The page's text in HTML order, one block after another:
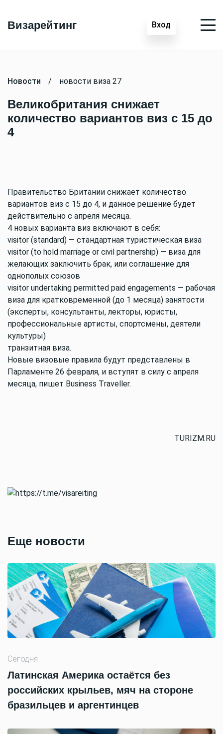
Визарейтинг Вход
Новости / новости виза 27
Великобритания снижает
количество вариантов виз с 15 до
4
Правительство Британии снижает количество
вариантов виз с 15 до 4, и данное решение будет
действительно с апреля месяца.
4 новых варианта виз включают в себя:
visitor (standard) — стандартная туристическая виза
visitor (to hold marriage or civil partnership) — виза для
желающих заключить брак, или соглашение для
однополых союзов
visitor undertaking permitted paid engagements — рабочая
виза для кратковременной (до 1 месяца) занятости
(эксперты, консультанты, лекторы, юристы,
профессиональные артисты, спортсмены, деятели
культуры)
транзитная виза.
Новые визовые правила будут представлены в
Парламенте 26 февраля, и вступят в силу с апреля
месяца, пишет Вusiness Тraveller.
TURIZM.RU
Еще новости
Сегодня
Латинская Америка остаётся без
российских крыльев, мяч на стороне
бразильцев и аргентинцев